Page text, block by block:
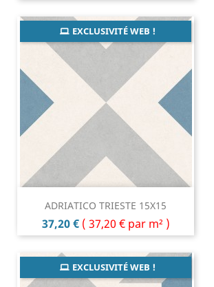
ADRIATICO TRIESTE 15X15
Prix
37,20 € ( 37,20 € par m² )
EXCLUSIVITÉ WEB !
EXCLUSIVITÉ WEB !